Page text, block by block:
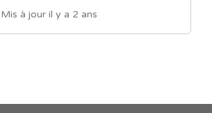
Mis à jour il y a 2 ans